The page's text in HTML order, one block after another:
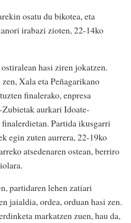
osatu du bikotea, eta
irabazi zioten, 22-14ko
hasi ziren jokatzen.
Xala eta Peñagarikano
finalerako, enpresa
Zubietak aurkari Idoate-
Partida ikusgarri
egin zuten aurrera, 22-19ko
atsedenaren ostean, berriro
partidaren lehen zatiari
jaialdia, ordea, orduan hasi zen.
markatzen zuen, hau da,